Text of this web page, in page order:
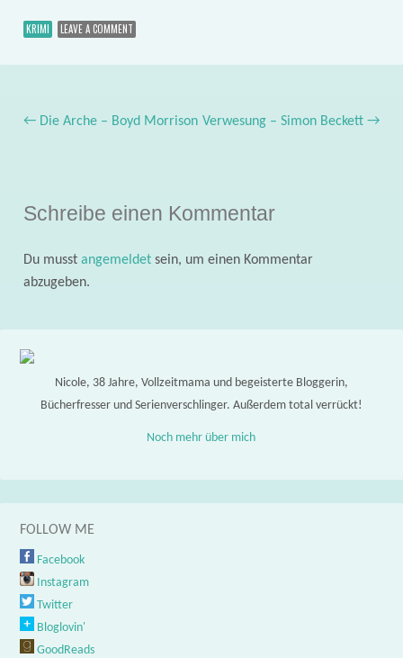
KRIMI LEAVE A COMMENT
Post navigation
←Die Arche – Boyd Morrison Verwesung – Simon Beckett→
Schreibe einen Kommentar
Du musst angemeldetsein, um einen Kommentar
abzugeben.
Nicole, 38 Jahre, Vollzeitmama und begeisterte Bloggerin,
Bücherfresser und Serienverschlinger. Außerdem total verrückt!
Noch mehr über mich
FOLLOW ME
Facebook
Instagram
Twitter
Bloglovin'
GoodReads